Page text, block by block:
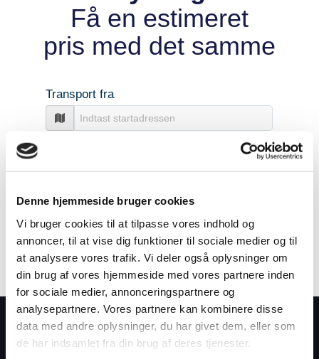
Denne hjemmeside bruger cookies
Vi bruger cookies til at tilpasse vores indhold og
annoncer, til at vise dig funktioner til sociale medier og til
at analysere vores trafik. Vi deler også oplysninger om
din brug af vores hjemmeside med vores partnere inden
for sociale medier, annonceringspartnere og
analysepartnere. Vores partnere kan kombinere disse
data med andre oplysninger, du har givet dem, eller som
de har indsamlet fra din brug af deres tjenester.
ALTID RIMELIGE PRISER